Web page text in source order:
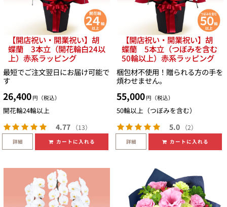
【開店祝い・開業祝い】胡
蝶蘭 3本立（開花輪白24以
上）赤系ラッピング
最短でご注文翌日にお届け可能で
す
26,400 円（税込）
開花輪24輪以上
4.77 （13）
詳細 カートに入れる
【開店祝い・開業祝い】胡
蝶蘭 5本立（つぼみを含む
50輪以上）赤系ラッピング
梱包材不使用！贈られる方の手を
煩わせません。
55,000 円（税込）
50輪以上（つぼみを含む）
5.0 （2）
詳細 カートに入れる